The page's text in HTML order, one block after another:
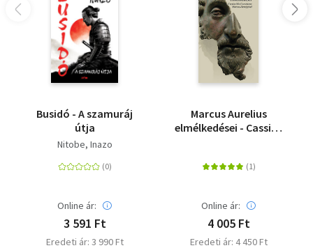
Busidó - A szamuráj
útja
Nitobe, Inazo
Online ár:
3 591 Ft
Eredeti ár: 3 990 Ft
Marcus Aurelius
elmélkedései - Cassius
Online ár:
4 005 Ft
Eredeti ár: 4 450 Ft